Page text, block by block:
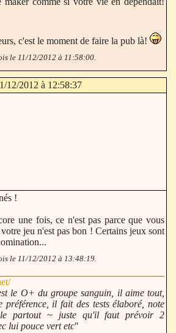
c'est le moment de faire la pub là!
le 11/12/2012 à 11:58:00.
12/2012 à 12:58:37
!
une fois, ce n'est pas parce que vous
jeu n'est pas bon ! Certains jeux sont
le 11/12/2012 à 13:48:19.
le O+ du groupe sanguin, il aime tout,
préférence, il fait des tests élaboré, note
partout ~ juste qu'il faut prévoir 2
lui pouce vert etc"